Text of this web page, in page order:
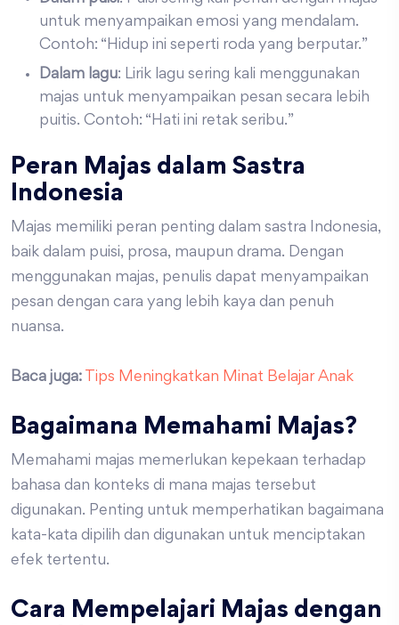
untuk menyampaikan emosi yang mendalam.
Contoh: “Hidup ini seperti roda yang berputar.”
Dalam lagu: Lirik lagu sering kali menggunakan
majas untuk menyampaikan pesan secara lebih
puitis. Contoh: “Hati ini retak seribu.”
Peran Majas dalam Sastra
Indonesia
Majas memiliki peran penting dalam sastra Indonesia,
baik dalam puisi, prosa, maupun drama. Dengan
menggunakan majas, penulis dapat menyampaikan
pesan dengan cara yang lebih kaya dan penuh
nuansa.
Baca juga: Tips Meningkatkan Minat Belajar Anak
Bagaimana Memahami Majas?
Memahami majas memerlukan kepekaan terhadap
bahasa dan konteks di mana majas tersebut
digunakan. Penting untuk memperhatikan bagaimana
kata-kata dipilih dan digunakan untuk menciptakan
efek tertentu.
Cara Mempelajari Majas dengan